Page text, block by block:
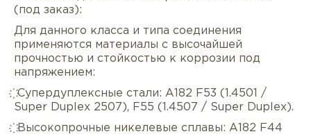
(под заказ):
Для данного класса и типа соединения
применяются материалы с высочайшей
прочностью и стойкостью к коррозии под
напряжением:
҉ Супердуплексные стали: A182 F53 (1.4501 /
Super Duplex 2507), F55 (1.4507 / Super Duplex).
҉ Высокопрочные никелевые сплавы: A182 F44